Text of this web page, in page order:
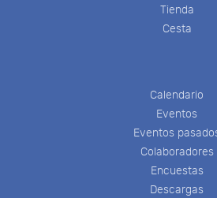
Tienda
Cesta
Calendario
Eventos
Eventos
Colaboradores
Encuestas
Descargas